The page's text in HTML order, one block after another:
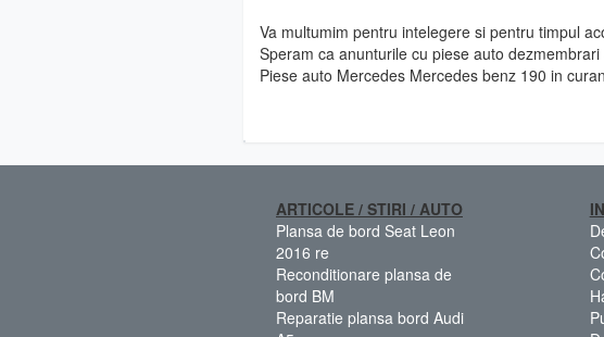
Va multumim pentru intelegere si pentru timpul
Speram ca anunturile cu piese auto
Piese auto Mercedes Mercedes benz 190 in
ARTICOLE / STIRI / AUTO
Plansa de bord Seat Leon
2016 re
Reconditionare plansa de
bord BM
Reparatie plansa bord Audi